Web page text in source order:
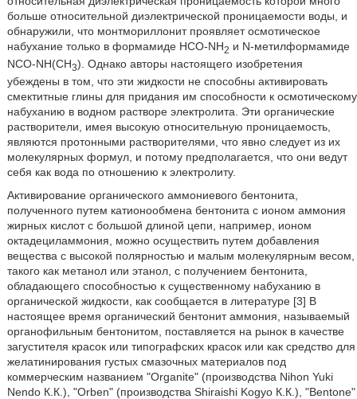
больше относительной диэлектрической проницаемости воды, и
обнаружили, что монтмориллонит проявляет осмотическое
набухание только в формамиде HCO-NH2 и N-метилформамиде
NCO-NH(CH3). Однако авторы настоящего изобретения
убеждены в том, что эти жидкости не способны активировать
смектитные глины для придания им способности к осмотическому
набуханию в водном растворе электролита. Эти органические
растворители, имея высокую относительную проницаемость,
являются протонными растворителями, что явно следует из их
молекулярных формул, и потому предполагается, что они ведут
себя как вода по отношению к электролиту.
Активирование органического аммониевого бентонита,
полученного путем катионообмена бентонита с ионом аммония
жирных кислот с большой длиной цепи, например, ионом
октадециламмония, можно осуществить путем добавления
вещества с высокой полярностью и малым молекулярным весом,
такого как метанол или этанол, с получением бентонита,
обладающего способностью к существенному набуханию в
органической жидкости, как сообщается в литературе [3] В
настоящее время органический бентонит аммония, называемый
органофильным бентонитом, поставляется на рынок в качестве
загустителя красок или типографских красок или как средство для
желатинирования густых смазочных материалов под
коммерческим названием "Organite" (производства Nihon Yuki
Nendo К.К.), "Orben" (производства Shiraishi Kogyo К.К.), "Bentone"